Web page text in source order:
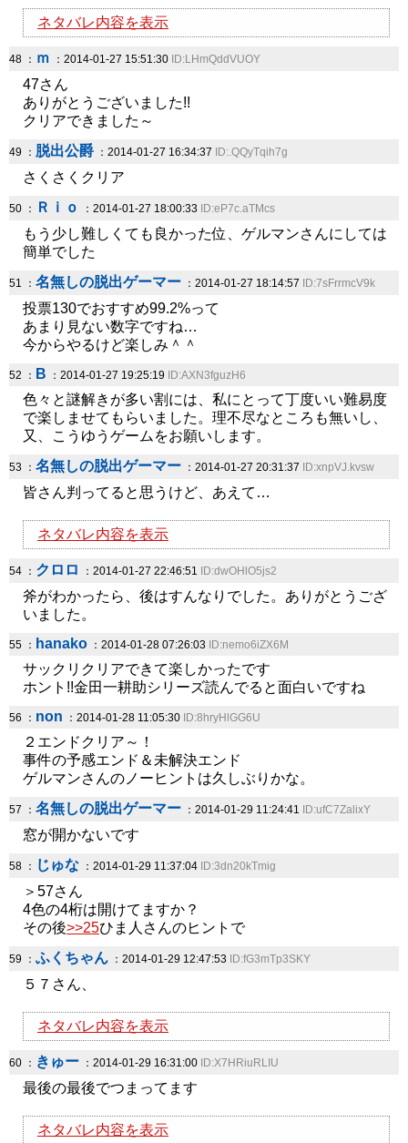
ネタバレ内容を表示
48 ： ｍ ：2014-01-27 15:51:30 ID:LHmQddVUOY
47さん
ありがとうございました!!
クリアできました～
49 ： 脱出公爵 ：2014-01-27 16:34:37 ID:.QQyTqih7g
さくさくクリア
50 ： Ｒｉｏ ：2014-01-27 18:00:33 ID:eP7c.aTMcs
もう少し難しくても良かった位、ゲルマンさんにしては
簡単でした
51 ： 名無しの脱出ゲーマー ：2014-01-27 18:14:57 ID:7sFrrmcV9k
投票130でおすすめ99.2%って
あまり見ない数字ですね…
今からやるけど楽しみ＾＾
52 ： B ：2014-01-27 19:25:19 ID:AXN3fguzH6
色々と謎解きが多い割には、私にとって丁度いい難易度
で楽しませてもらいました。理不尽なところも無いし、
又、こうゆうゲームをお願いします。
53 ： 名無しの脱出ゲーマー ：2014-01-27 20:31:37 ID:xnpVJ.kvsw
皆さん判ってると思うけど、あえて…
ネタバレ内容を表示
54 ： クロロ ：2014-01-27 22:46:51 ID:dwOHlO5js2
斧がわかったら、後はすんなりでした。ありがとうござ
いました。
55 ： hanako ：2014-01-28 07:26:03 ID:nemo6iZX6M
サックリクリアできて楽しかったです
ホント!!金田一耕助シリーズ読んでると面白いですね
56 ： non ：2014-01-28 11:05:30 ID:8hryHlGG6U
２エンドクリア～！
事件の予感エンド＆未解決エンド
ゲルマンさんのノーヒントは久しぶりかな。
57 ： 名無しの脱出ゲーマー ：2014-01-29 11:24:41 ID:ufC7ZalixY
窓が開かないです
58 ： じゅな ：2014-01-29 11:37:04 ID:3dn20kTmig
＞57さん
4色の4桁は開けてますか？
その後>>25ひま人さんのヒントで
59 ： ふくちゃん ：2014-01-29 12:47:53 ID:fG3mTp3SKY
５７さん、
ネタバレ内容を表示
60 ： きゅー ：2014-01-29 16:31:00 ID:X7HRiuRLIU
最後の最後でつまってます
ネタバレ内容を表示